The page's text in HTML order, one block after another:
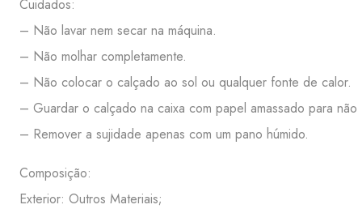
Cuidados:
– Não lavar nem secar na máquina.
– Não molhar completamente.
– Não colocar o calçado ao sol ou qualquer fonte de calor.
– Guardar o calçado na caixa com papel amassado para
– Remover a sujidade apenas com um pano húmido.
Composição:
Exterior: Outros Materiais;